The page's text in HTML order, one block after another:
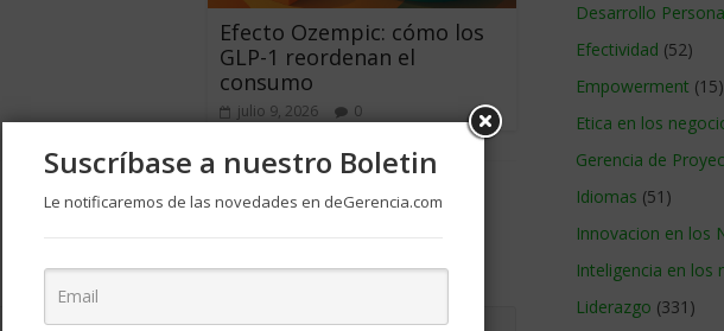
Efecto Ozempic: cómo los
GLP-1 reordenan el
consumo
julio 9, 2026 0
Desarrollo
Efectividad (52)
Empowerment (15)
Etica en los
Gerencia de
Idiomas (51)
Innovacion en los
Inteligencia en los
Liderazgo (331)
Suscríbase a nuestro Boletin
Le notificaremos de las novedades en deGerencia.com